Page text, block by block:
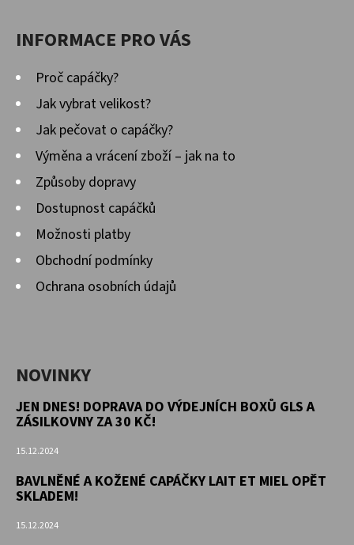
INFORMACE PRO VÁS
Proč capáčky?
Jak vybrat velikost?
Jak pečovat o capáčky?
Výměna a vrácení zboží – jak na to
Způsoby dopravy
Dostupnost capáčků
Možnosti platby
Obchodní podmínky
Ochrana osobních údajů
NOVINKY
JEN DNES! DOPRAVA DO VÝDEJNÍCH BOXŮ GLS A
ZÁSILKOVNY ZA 30 KČ!
15.12.2024
BAVLNĚNÉ A KOŽENÉ CAPÁČKY LAIT ET MIEL OPĚT
SKLADEM!
15.12.2024